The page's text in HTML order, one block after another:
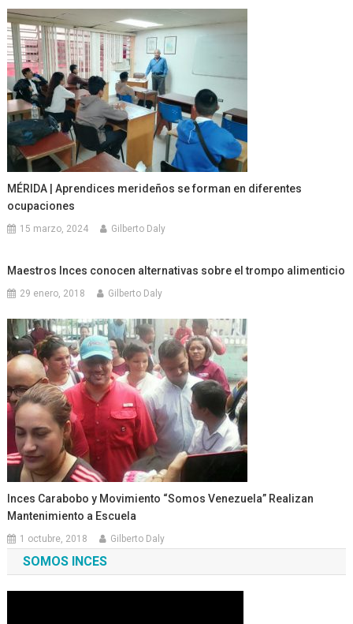
MÉRIDA | Aprendices merideños se forman en diferentes
ocupaciones
15 marzo, 2024 Gilberto Daly
Maestros Inces conocen alternativas sobre el trompo alimenticio
29 enero, 2018 Gilberto Daly
Inces Carabobo y Movimiento “Somos Venezuela” Realizan
Mantenimiento a Escuela
1 octubre, 2018 Gilberto Daly
SOMOS INCES